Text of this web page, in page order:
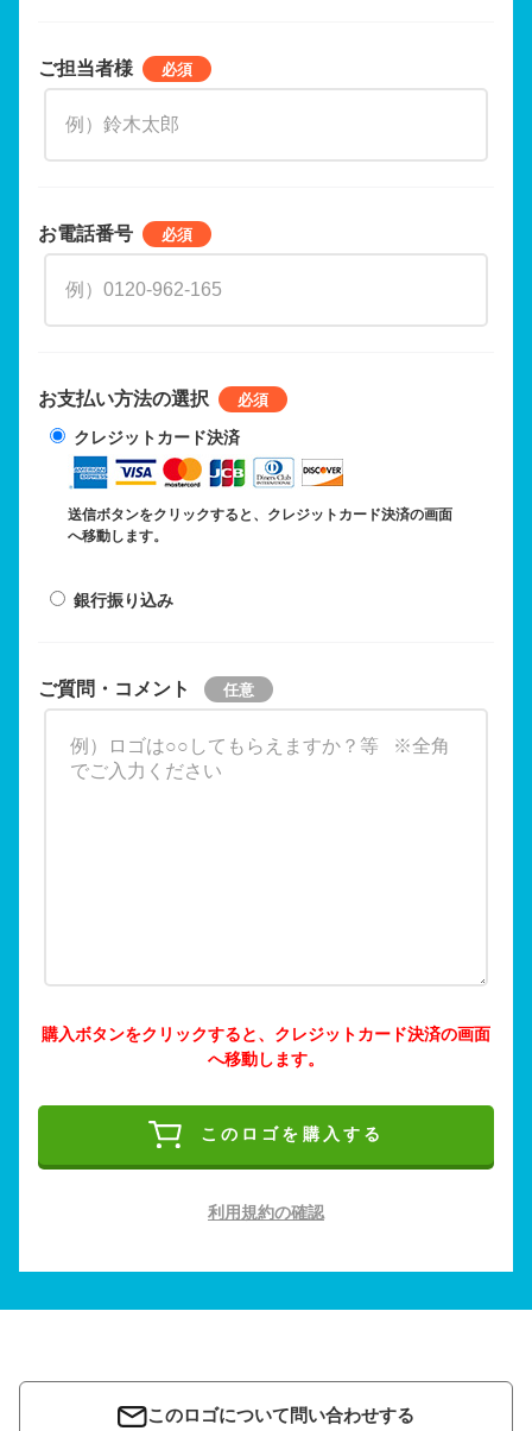
ご担当者様
お電話番号
お支払い方法の選択
クレジットカード決済
送信ボタンをクリックすると、クレジットカード決済の画面
へ移動します。
銀行振り込み
ご質問・コメント
購入ボタンをクリックすると、クレジットカード決済の画面
へ移動します。
このロゴを購入する
利用規約の確認
このロゴについて問い合わせする